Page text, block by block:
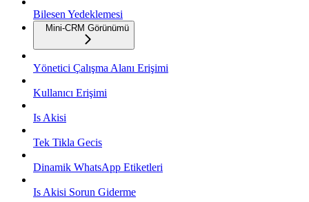
Bilesen Yedeklemesi
Mini-CRM Görünümü
Yönetici Çalışma Alanı Erişimi
Kullanıcı Erişimi
Is Akisi
Tek Tikla Gecis
Dinamik WhatsApp Etiketleri
Is Akisi Sorun Giderme